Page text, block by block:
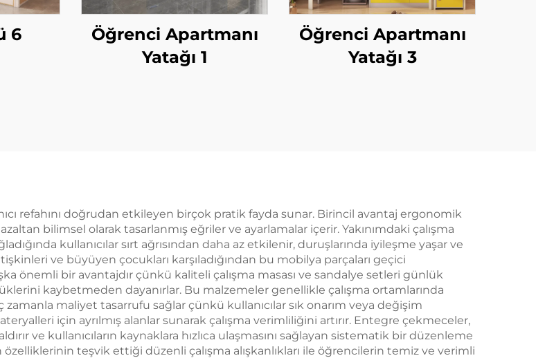
6
Öğrenci Apartmanı
Yatağı 1
Öğrenci Apartmanı
Yatağı 3
refahını doğrudan etkileyen birçok pratik fayda sunar. Birincil avantaj ergonomik
bilimsel olarak tasarlanmış eğriler ve ayarlamalar içerir. Yakınımdaki çalışma
kullanıcılar sırt ağrısından daha az etkilenir, duruşlarında iyileşme yaşar ve
ve büyüyen çocukları karşıladığından bu mobilya parçaları geçici
önemli bir avantajdır çünkü kaliteli çalışma masası ve sandalye setleri günlük
kaybetmeden dayanırlar. Bu malzemeler genellikle çalışma ortamlarında
maliyet tasarrufu sağlar çünkü kullanıcılar sık onarım veya değişim
için ayrılmış alanlar sunarak çalışma verimliliğini artırır. Entegre çekmeceler,
ve kullanıcıların kaynaklara hızlıca ulaşmasını sağlayan sistematik bir düzenleme
özelliklerinin teşvik ettiği düzenli çalışma alışkanlıkları ile öğrencilerin temiz ve verimli